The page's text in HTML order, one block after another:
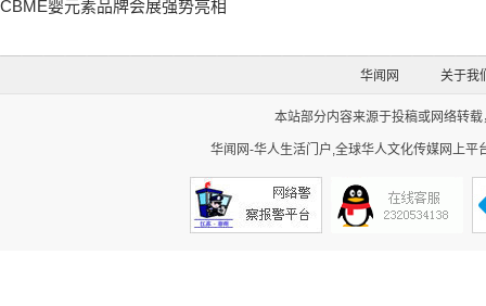
CBME婴元素品牌会展强势亮相
华闻网 关于我
本站部分内容来源于投稿或网络转
华闻网-华人生活门户,全球华人文化传媒网上